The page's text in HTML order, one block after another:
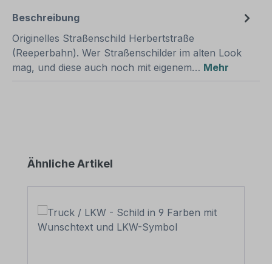
Beschreibung
Originelles Straßenschild Herbertstraße
(Reeperbahn). Wer Straßenschilder im alten Look
mag, und diese auch noch mit eigenem… Mehr
Produktgalerie überspringen
Ähnliche Artikel